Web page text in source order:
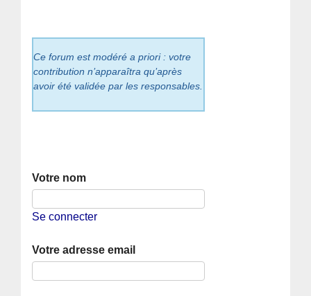
Ce forum est modéré a priori : votre
contribution n’apparaîtra qu’après
avoir été validée par les responsables.
Votre nom
Se connecter
Votre adresse email